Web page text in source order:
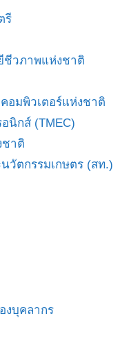
รี
ชีวภาพแห่งชาติ
อมพิวเตอร์แห่งชาติ
นิกส์ (TMEC)
ชาติ
วัตกรรมเกษตร (สท.)
งบุคลากร